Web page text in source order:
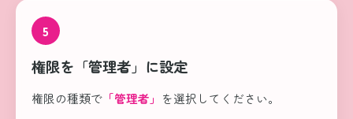
5
権限を「管理者」に設定
権限の種類で 「管理者」 を選択してください。